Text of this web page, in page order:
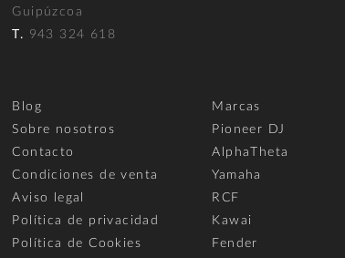
Guipúzcoa
T. 943 324 618
Blog
Sobre nosotros
Contacto
Condiciones de venta
Aviso legal
Política de privacidad
Política de Cookies
Marcas
Pioneer DJ
AlphaTheta
Yamaha
RCF
Kawai
Fender